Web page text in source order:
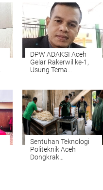
DPW ADAKSI Aceh
Gelar Rakerwil ke-1,
Usung Tema
Organisasi
Sentuhan Teknologi
Politeknik Aceh
Dongkrak